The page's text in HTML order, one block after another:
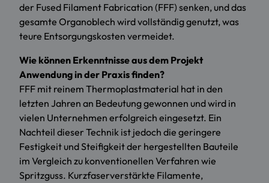
der Fused Filament Fabrication (FFF) senken, und das
gesamte Organoblech wird vollständig genutzt, was
teure Entsorgungskosten vermeidet.
Wie können Erkenntnisse aus dem Projekt
Anwendung in der Praxis finden?
FFF mit reinem Thermoplastmaterial hat in den
letzten Jahren an Bedeutung gewonnen und wird in
vielen Unternehmen erfolgreich eingesetzt. Ein
Nachteil dieser Technik ist jedoch die geringere
Festigkeit und Steifigkeit der hergestellten Bauteile
im Vergleich zu konventionellen Verfahren wie
Spritzguss. Kurzfaserverstärkte Filamente,